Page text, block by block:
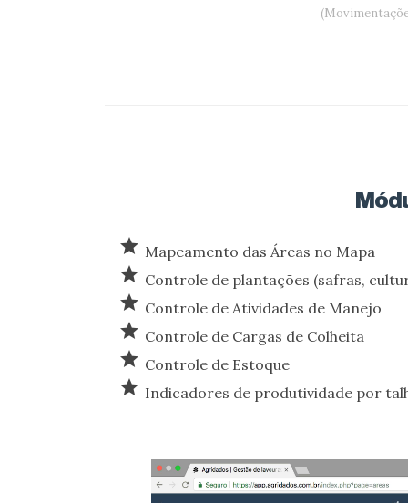
star Mapeamento das Áreas no Mapa
star Controle de plantações (safras,
star Controle de Atividades de Manejo
star Controle de Cargas de Colheita
star Controle de Estoque
star Indicadores de produtividade por